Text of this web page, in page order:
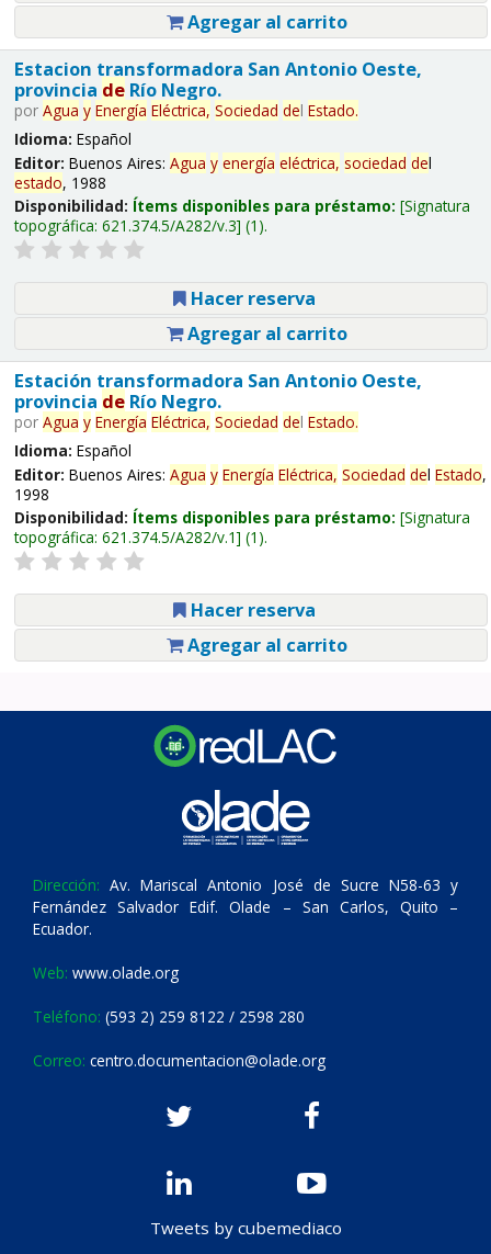
Agregar al carrito
Estacion transformadora San Antonio Oeste,
provincia deRío Negro.
por Agua y Energía Eléctrica, Sociedad del Estado.
Idioma: Español
Editor: Buenos Aires: Agua y energía eléctrica, sociedad del
estado, 1988
Disponibilidad: Ítems disponibles para préstamo: Signatura
topográfica: 621.374.5/A282/v.3 (1).
Hacer reserva
Agregar al carrito
Estación transformadora San Antonio Oeste,
provincia deRío Negro.
por Agua y Energía Eléctrica, Sociedad del Estado.
Idioma: Español
Editor: Buenos Aires: Agua y Energía Eléctrica, Sociedad del Estado,
1998
Disponibilidad: Ítems disponibles para préstamo: Signatura
topográfica: 621.374.5/A282/v.1 (1).
Hacer reserva
Agregar al carrito
Dirección: Av. Mariscal Antonio José de Sucre N58-63 y
Fernández Salvador Edif. Olade – San Carlos, Quito –
Ecuador.
Web: www.olade.org
Teléfono: (593 2) 259 8122 / 2598 280
Correo: centro.documentacion@olade.org
Tweets by cubemediaco